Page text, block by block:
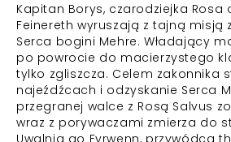
Kapitan Borys, czarodziejka Rosa
Feinereth wyruszają z tajną misją
Serca bogini Mehre. Władający
po powrocie do macierzystego
tylko zgliszcza. Celem zakonnika
najeźdźcach i odzyskanie Serca
przegranej walce z Rosą Salvus
wraz z porywaczami zmierza do
Uwalnia go Fyrwenn, przywódca